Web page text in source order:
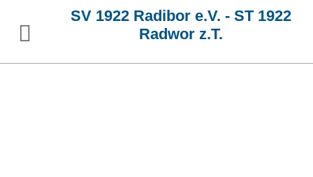
SV 1922 Radibor e.V. - ST 1922
Radwor z.T.